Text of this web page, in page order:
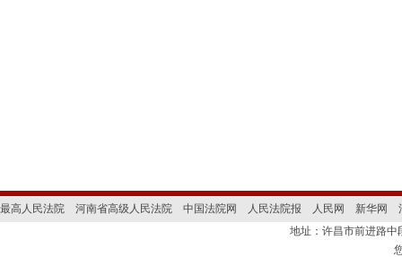
最高人民法院 河南省高级人民法院 中国法院网 人民法院报 人民网 新华网
地址：许昌市前进路